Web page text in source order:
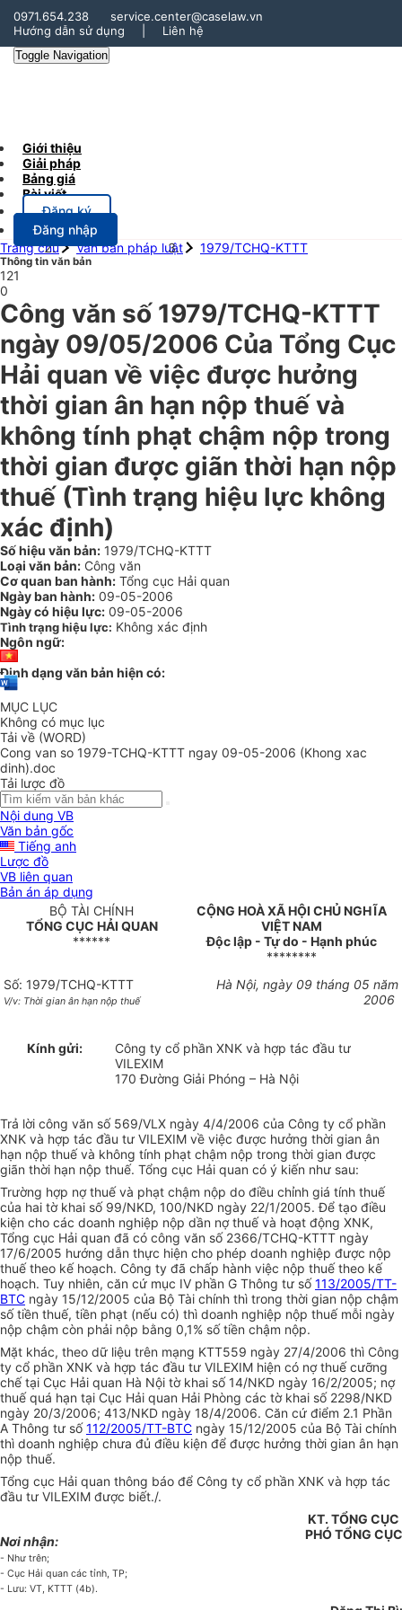
0971.654.238
service.center@caselaw.vn
Hướng dẫn sử dụng
Liên hệ
Toggle Navigation
Giới thiệu
Giải pháp
Bảng giá
Bài viết
Đăng ký
Đăng nhập
Trang chủ
Văn bản pháp luật 1979/TCHQ-KTTT
Thông tin văn bản
121
0
Công văn số 1979/TCHQ-KTTT
ngày 09/05/2006 Của Tổng Cục
Hải quan về việc được hưởng
thời gian ân hạn nộp thuế và
không tính phạt chậm nộp trong
thời gian được giãn thời hạn nộp
thuế (Tình trạng hiệu lực không
xác định)
Số hiệu văn bản: 1979/TCHQ-KTTT
Loại văn bản: Công văn
Cơ quan ban hành: Tổng cục Hải quan
Ngày ban hành: 09-05-2006
Ngày có hiệu lực: 09-05-2006
Tình trạng hiệu lực: Không xác định
Ngôn ngữ:
Định dạng văn bản hiện có:
MỤC LỤC
Không có mục lục
Tải về (WORD)
Cong van so 1979-TCHQ-KTTT ngay 09-05-2006 (Khong xac
dinh).doc
Tải lược đồ
Nội dung VB
Văn bản gốc
Tiếng anh
Lược đồ
VB liên quan
Bản án áp dụng
BỘ TÀI CHÍNH
TỔNG CỤC HẢI QUAN
******
CỘNG HOÀ XÃ HỘI CHỦ NGHĨA
VIỆT NAM
Độc lập - Tự do - Hạnh phúc
********
Số: 1979/TCHQ-KTTT
V/v: Thời gian ân hạn nộp thuế
Hà Nội, ngày 09 tháng 05 năm
2006
Kính gửi:
Công ty cổ phần XNK và hợp tác đầu tư
VILEXIM
170 Đường Giải Phóng – Hà Nội
Trả lời công văn số 569/VLX ngày 4/4/2006 của Công ty cổ phần
XNK và hợp tác đầu tư VILEXIM về việc được hưởng thời gian ân
hạn nộp thuế và không tính phạt chậm nộp trong thời gian được
giãn thời hạn nộp thuế. Tổng cục Hải quan có ý kiến như sau:
Trường hợp nợ thuế và phạt chậm nộp do điều chỉnh giá tính thuế
của hai tờ khai số 99/NKD, 100/NKD ngày 22/1/2005. Để tạo điều
kiện cho các doanh nghiệp nộp dần nợ thuế và hoạt động XNK,
Tổng cục Hải quan đã có công văn số 2366/TCHQ-KTTT ngày
17/6/2005 hướng dẫn thực hiện cho phép doanh nghiệp được nộp
thuế theo kế hoạch. Công ty đã chấp hành việc nộp thuế theo kế
hoạch. Tuy nhiên, căn cứ mục IV phần G Thông tư số113/2005/TT-
BTC ngày 15/12/2005 của Bộ Tài chính thì trong thời gian nộp chậm
số tiền thuế, tiền phạt (nếu có) thì doanh nghiệp nộp thuế mỗi ngày
nộp chậm còn phải nộp bằng 0,1% số tiền chậm nộp.
Mặt khác, theo dữ liệu trên mạng KTT559 ngày 27/4/2006 thì Công
ty cổ phần XNK và hợp tác đầu tư VILEXIM hiện có nợ thuế cưỡng
chế tại Cục Hải quan Hà Nội tờ khai số 14/NKD ngày 16/2/2005; nợ
thuế quá hạn tại Cục Hải quan Hải Phòng các tờ khai số 2298/NKD
ngày 20/3/2006; 413/NKD ngày 18/4/2006. Căn cứ điểm 2.1 Phần
A Thông tư số112/2005/TT-BTC ngày 15/12/2005 của Bộ Tài chính
thì doanh nghiệp chưa đủ điều kiện để được hưởng thời gian ân hạn
nộp thuế.
Tổng cục Hải quan thông báo để Công ty cổ phần XNK và hợp tác
đầu tư VILEXIM được biết./.
Nơi nhận:
- Như trên;
- Cục Hải quan các tỉnh, TP;
- Lưu: VT, KTTT (4b).
KT. TỔNG
PHÓ TỔNG